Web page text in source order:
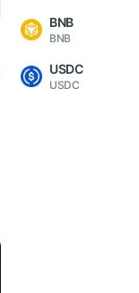
BNB
BNB
USDC
USDC